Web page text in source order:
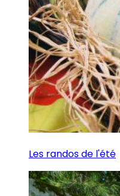
Les randos de l'été